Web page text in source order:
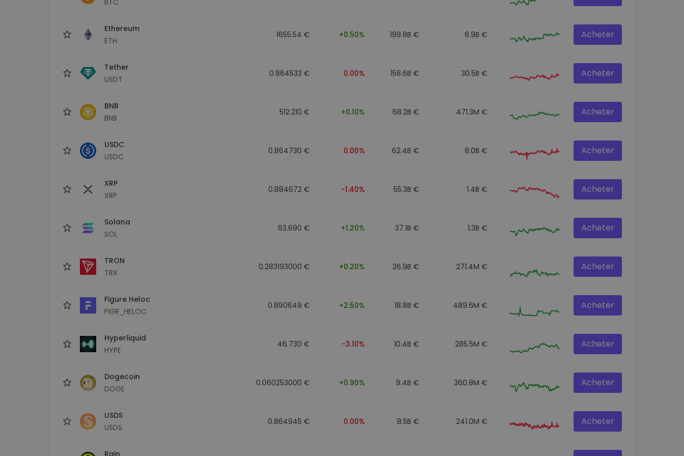
Ethereum
ETH
1655.54 € +0.50% 199.8B € 6.9B € Acheter
Tether
USDT
0.864533 € 0.00% 158.6B € 30.5B € Acheter
BNB
BNB
512.210 € +0.10% 68.2B € 471.3M € Acheter
USDC
USDC
0.864730 € 0.00% 62.4B € 8.0B € Acheter
XRP
XRP
0.884672 € -1.40% 55.3B € 1.4B € Acheter
Solana
SOL
63.690 € +1.20% 37.1B € 1.3B € Acheter
TRON
TRX
0.283193000 € +0.20% 26.9B € 271.4M € Acheter
Figure Heloc
FIGR_HELOC
0.890649 € +2.50% 18.8B € 489.6M € Acheter
Hyperliquid
HYPE
46.730 € -3.10% 10.4B € 285.5M € Acheter
Dogecoin
DOGE
0.060253000 € +0.90% 9.4B € 360.8M € Acheter
USDS
USDS
0.864945 € 0.00% 8.5B € 241.0M € Acheter
Rain